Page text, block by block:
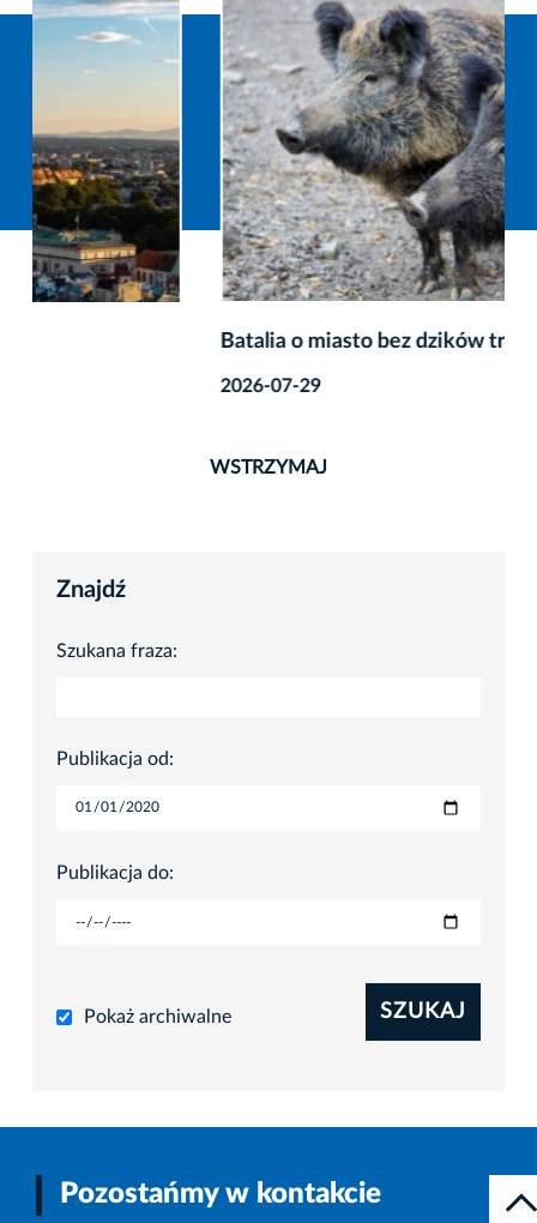
Batalia o miasto bez dzików trwa
WSTRZYMAJ
Znajdź
Szukana fraza:
Publikacja od:
Publikacja do:
Pokaż archiwalne SZUKAJ
Pozostańmy w kontakcie